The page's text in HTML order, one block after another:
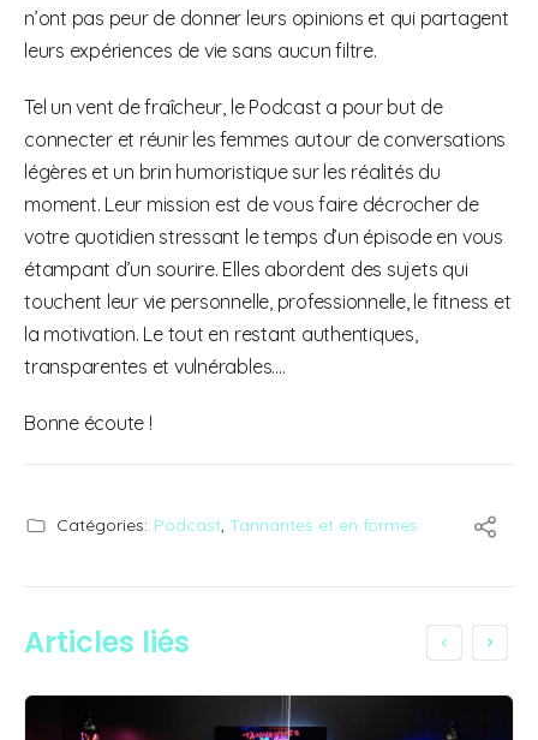
n’ont pas peur de donner leurs opinions et qui partagent
leurs expériences de vie sans aucun filtre.
Tel un vent de fraîcheur, le Podcast a pour but de
connecter et réunir les femmes autour de conversations
légères et un brin humoristique sur les réalités du
moment. Leur mission est de vous faire décrocher de
votre quotidien stressant le temps d’un épisode en vous
étampant d’un sourire. Elles abordent des sujets qui
touchent leur vie personnelle, professionnelle, le fitness et
la motivation. Le tout en restant authentiques,
transparentes et vulnérables….
Bonne écoute !
Catégories: Podcast, Tannantes et en formes
Articles liés